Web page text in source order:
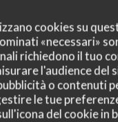
cookies su
«necessari»
richiedono il tuo
l'audience
o contenuti
le tue
del cookie in